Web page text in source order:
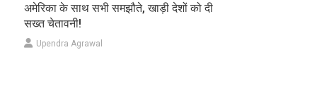
अमेरिका के साथ सभी समझौते, खाड़ी देशों को दी
सख्त चेतावनी!
Upendra Agrawal